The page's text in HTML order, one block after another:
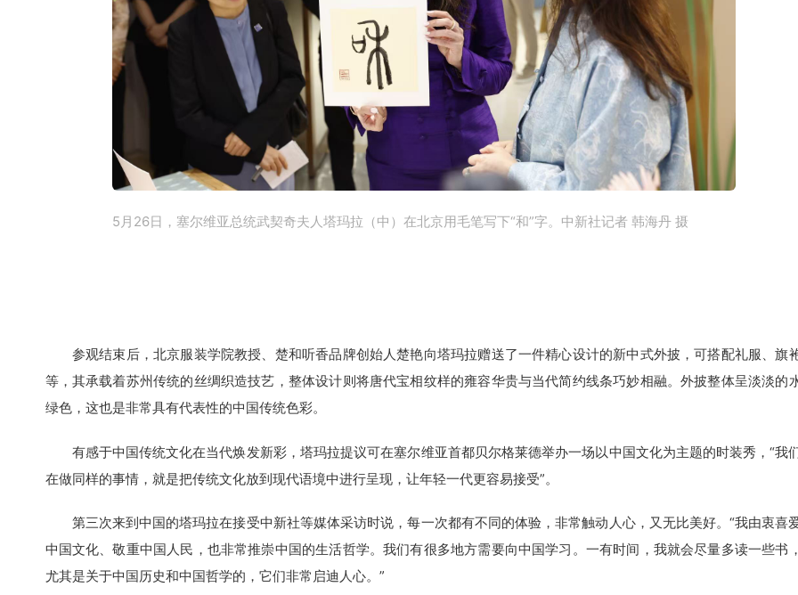
5月26日，塞尔维亚总统武契奇夫人塔玛拉（中）在北京用毛笔写下“和”字。中新社记者 韩海丹 摄
参观结束后，北京服装学院教授、楚和听香品牌创始人楚艳向塔玛拉赠送了一件精心设计的新中式外披，可搭配礼服、旗
等，其承载着苏州传统的丝绸织造技艺，整体设计则将唐代宝相纹样的雍容华贵与当代简约线条巧妙相融。外披整体呈淡淡的
绿色，这也是非常具有代表性的中国传统色彩。
有感于中国传统文化在当代焕发新彩，塔玛拉提议可在塞尔维亚首都贝尔格莱德举办一场以中国文化为主题的时装秀，“我
在做同样的事情，就是把传统文化放到现代语境中进行呈现，让年轻一代更容易接受”。
第三次来到中国的塔玛拉在接受中新社等媒体采访时说，每一次都有不同的体验，非常触动人心，又无比美好。“我由衷喜
中国文化、敬重中国人民，也非常推崇中国的生活哲学。我们有很多地方需要向中国学习。一有时间，我就会尽量多读一些书
尤其是关于中国历史和中国哲学的，它们非常启迪人心。”